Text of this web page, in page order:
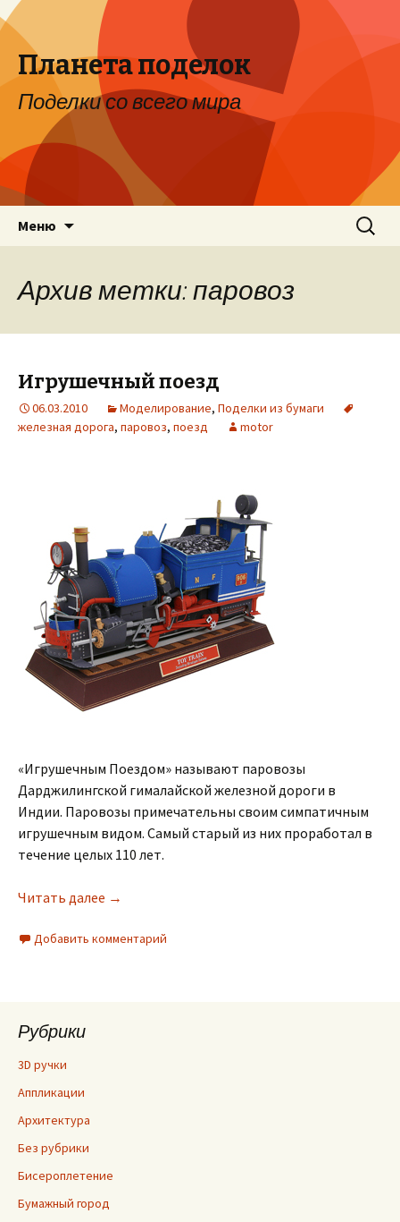
Планета поделок
Поделки со всего мира
Меню Найти:
Архив метки: паровоз
Игрушечный поезд
06.03.2010 Моделирование, Поделки из бумаги
железная дорога, паровоз, поезд motor
«Игрушечным Поездом» называют паровозы
Дарджилингской гималайской железной дороги в
Индии. Паровозы примечательны своим симпатичным
игрушечным видом. Самый старый из них проработал в
течение целых 110 лет.
Читать далее →
Добавить комментарий
Рубрики
3D ручки
Аппликации
Архитектура
Без рубрики
Бисероплетение
Бумажный город